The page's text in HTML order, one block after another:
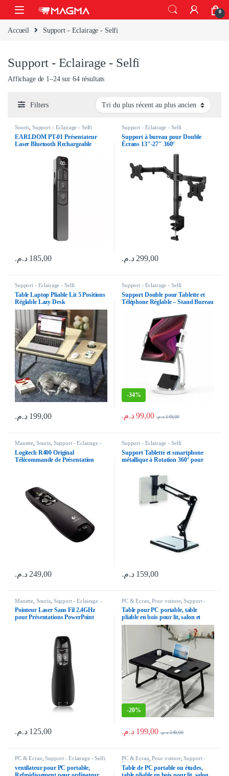
Skip to navigation
Skip to content
Open 0
Accueil Support - Eclairage - Selfi
Support - Eclairage - Selfi
Affichage de 1–24 sur 64 résultatsTrié du plus récent au plus ancien
Filters
Souris Support - Eclairage - Selfi
EARLDOM PT-01 Présentateur
Laser Bluetooth Rechargeable
185,00 د.م.
Support - Eclairage - Selfi
Support à bureau pour Double
Écrans 13″-27″ 360°
299,00 د.م.
Support - Eclairage - Selfi
Table Laptop Pliable Lit 5 Positions
Réglable Lazy Desk
199,00 د.م.
Support - Eclairage - Selfi
Support Double pour Tablette et
Téléphone Réglable – Stand Bureau
-34%
99,00 د.م. 149,00 د.م.
Manette Souris, Support - Eclairage -
Logitech R400 Original
Télécommande de Présentation
249,00 د.م.
Support - Eclairage - Selfi
Support Tablette et smartphone
métallique à Rotation 360° pour
159,00 د.م.
Manette Souris, Support - Eclairage -
Selfi
Pointeur Laser Sans Fil 2.4GHz
pour Présentations PowerPoint
125,00 د.م.
PC & Ecran ,Pour voiture,Support -
Eclairage - Selfi
Table pour PC portable, table
pliable en bois pour lit, salon et
voiture
-20%
199,00 د.م. 249,00 د.م.
Ce produit a plusieurs variations.
PC & Ecran ,Support - Eclairage - Selfi
ventilateur pour PC portable,
PC & Ecran ,Pour voiture,Support -
Eclairage - Selfi
Table de PC portable ou études,